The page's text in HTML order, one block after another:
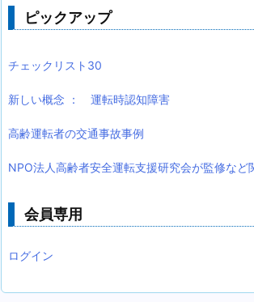
ピックアップ
チェックリスト30
新しい概念 ： 運転時認知障害
高齢運転者の交通事故事例
NPO法人高齢者安全運転支援研究会が監修など
会員専用
ログイン